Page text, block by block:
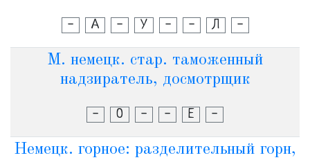
- А - У - - Л -
М. немецк. стар. таможенный
надзиратель, досмотрщик
- О - - Е -
Немецк. горное: разделительный горн,